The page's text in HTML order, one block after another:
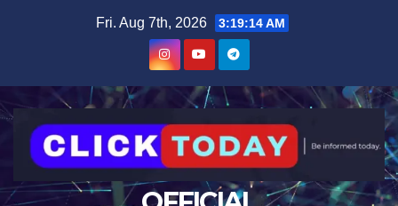
Fri. Aug 7th, 2026 3:19:15 AM